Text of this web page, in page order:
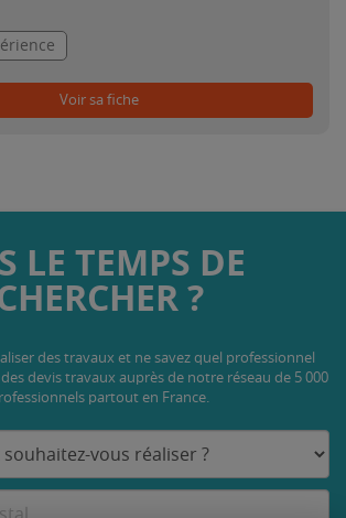
Voir sa fiche
LE TEMPS DE
?
des travaux et ne savez quel professionnel
devis travaux auprès de notre réseau de 5 000
partout en France.